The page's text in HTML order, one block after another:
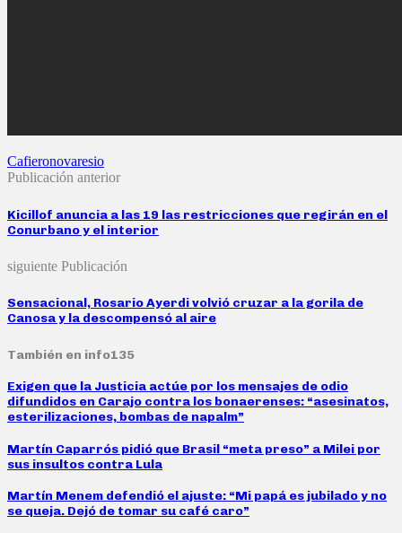
Cafieronovaresio
Publicación anterior
Kicillof anuncia a las 19 las restricciones que regirán en el
Conurbano y el interior
siguiente Publicación
Sensacional, Rosario Ayerdi volvió cruzar a la gorila de
Canosa y la descompensó al aire
También en info135
Exigen que la Justicia actúe por los mensajes de odio
difundidos en Carajo contra los bonaerenses: “asesinatos,
esterilizaciones, bombas de napalm”
Martín Caparrós pidió que Brasil “meta preso” a Milei por
sus insultos contra Lula
Martín Menem defendió el ajuste: “Mi papá es jubilado y no
se queja. Dejó de tomar su café caro”